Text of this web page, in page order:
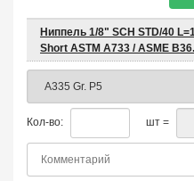
Ниппель 1/8" SCH STD/40
Short ASTM A733 / ASME
Кол-во: шт =